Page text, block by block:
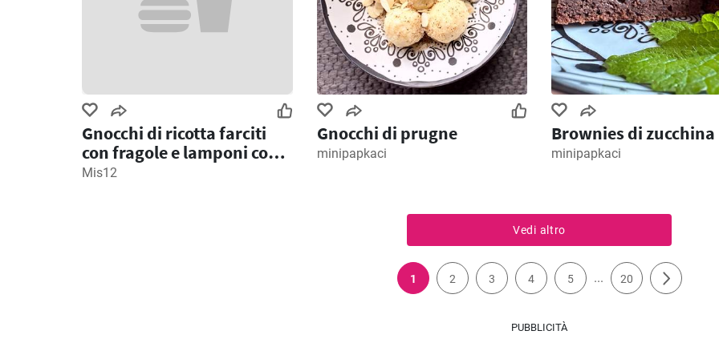
Gnocchi di ricotta farciti
con fragole e lamponi con
una copertura di
Mis12
Gnocchi di prugne
minipapkaci
Brownies di zucchina
minipapkaci
Vedi altro
1 2 3 4 5 ... 20
PUBBLICITÀ